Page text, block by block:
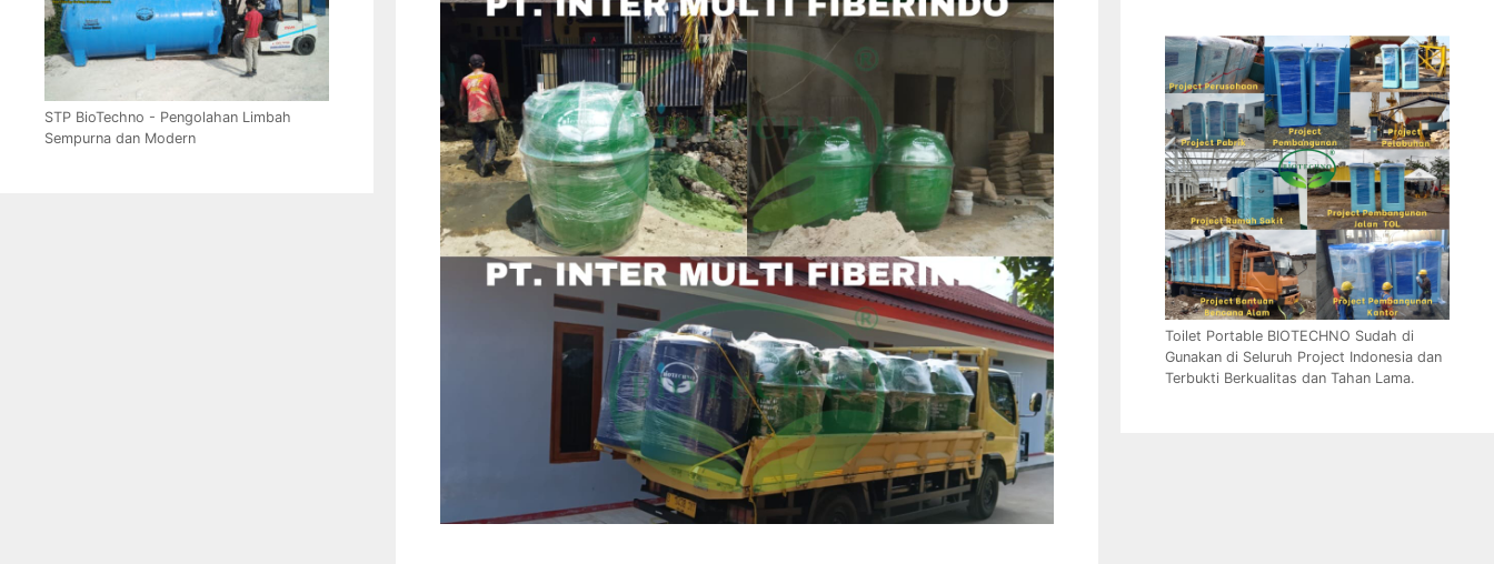
STP BioTechno - Pengolahan Limbah
Sempurna dan Modern
Toilet Portable BIOTECHNO Sudah di
Gunakan di Seluruh Project Indonesia dan
Terbukti Berkualitas dan Tahan Lama.